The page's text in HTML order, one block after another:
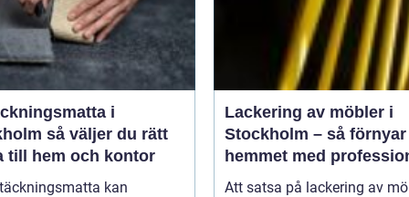
i
du rätt
till hem och kontor
kan
Lackering av möbler i
Stockholm – så
hemmet med
möbellackering
Att satsa på lackering av